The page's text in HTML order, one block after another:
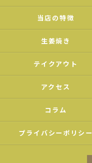
当店の特徴
生姜焼き
テイクアウト
アクセス
コラム
プライバシーポリシー